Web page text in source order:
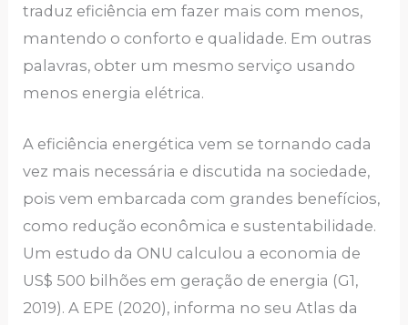
traduz eficiência em fazer mais com menos,
mantendo o conforto e qualidade. Em outras
palavras, obter um mesmo serviço usando
menos energia elétrica.
A eficiência energética vem se tornando cada
vez mais necessária e discutida na sociedade,
pois vem embarcada com grandes benefícios,
como redução econômica e sustentabilidade.
Um estudo da ONU calculou a economia de
US$ 500 bilhões em geração de energia (G1,
2019). A EPE (2020), informa no seu Atlas da